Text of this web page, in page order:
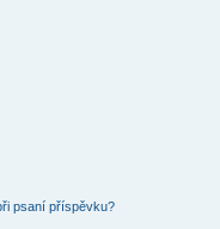
psaní příspěvku?